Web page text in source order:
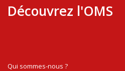
Découvrez l'OMS
Qui sommes-nous ?